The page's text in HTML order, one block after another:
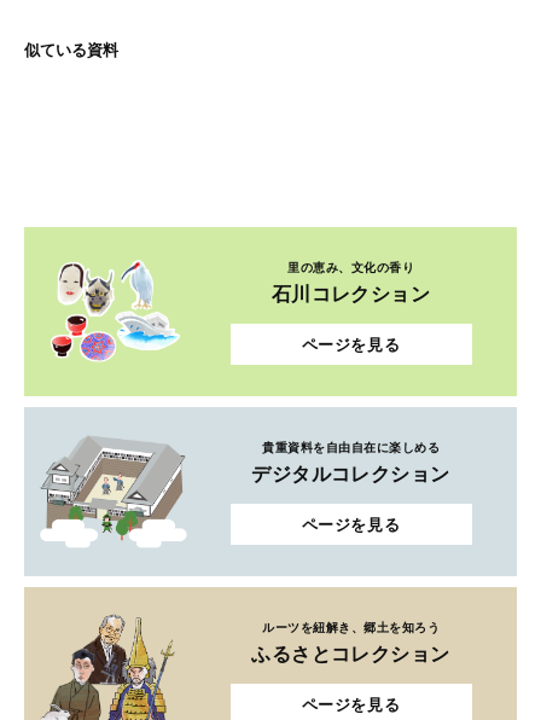
似ている資料
里の恵み、文化の香り
石川コレクション
ページを見る
貴重資料を自由自在に楽しめる
デジタルコレクション
ページを見る
ルーツを紐解き、郷土を知ろう
ふるさとコレクション
ページを見る